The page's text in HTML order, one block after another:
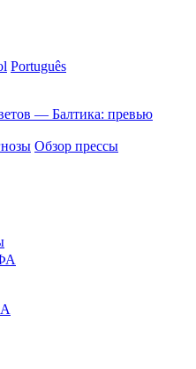
Português
― Балтика: превью
Обзор прессы